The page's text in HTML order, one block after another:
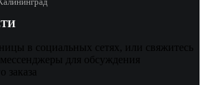
в социальных сетях, или свяжитесь
для обсуждения
заказа